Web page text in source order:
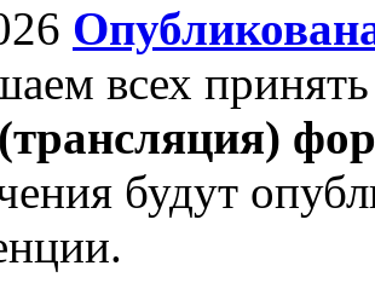
всех принять
будут